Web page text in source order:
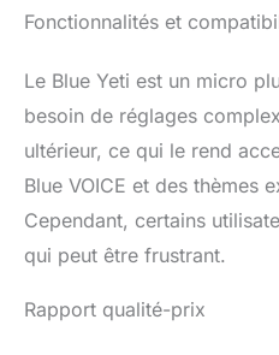
Fonctionnalités et
Le Blue Yeti est un micro
besoin de réglages
ultérieur, ce qui le rend
Blue VOICE et des thèmes
Cependant, certains
qui peut être frustrant.
Rapport qualité-prix